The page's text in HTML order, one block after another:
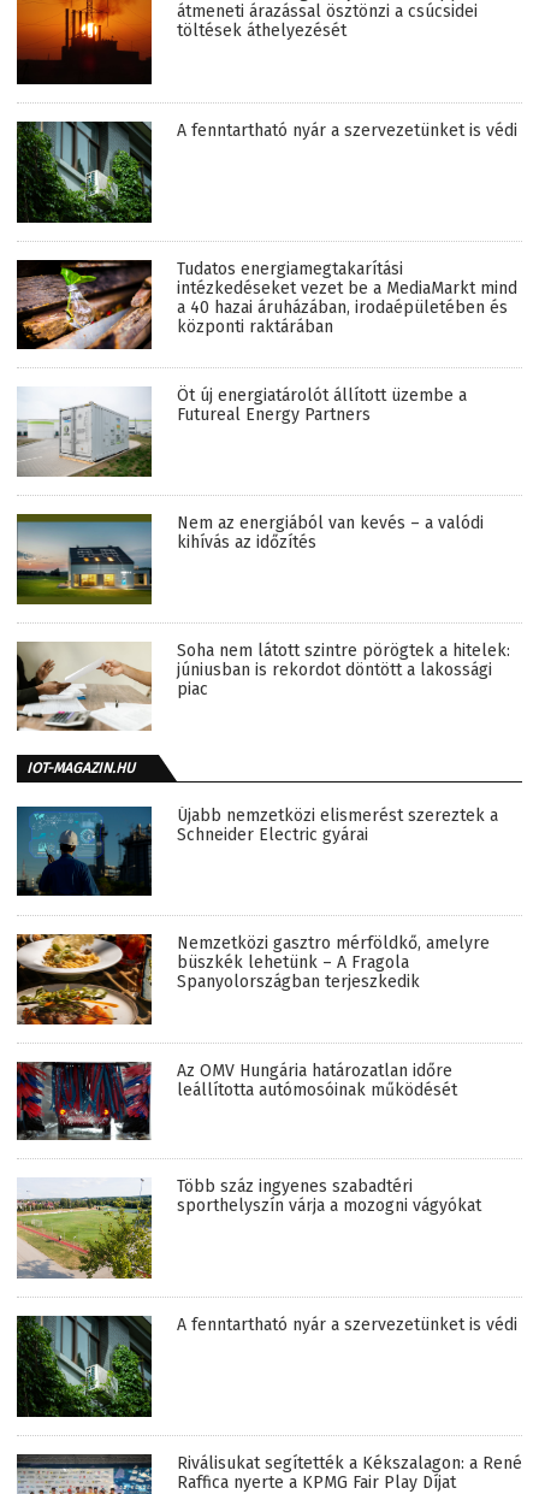
átmeneti árazással ösztönzi a csúcsidei
töltések áthelyezését
A fenntartható nyár a szervezetünket is védi
Tudatos energiamegtakarítási
intézkedéseket vezet be a MediaMarkt mind
a 40 hazai áruházában, irodaépületében és
központi raktárában
Öt új energiatárolót állított üzembe a
Futureal Energy Partners
Nem az energiából van kevés – a valódi
kihívás az időzítés
Soha nem látott szintre pörögtek a hitelek:
júniusban is rekordot döntött a lakossági
piac
IOT-MAGAZIN.HU
Újabb nemzetközi elismerést szereztek a
Schneider Electric gyárai
Nemzetközi gasztro mérföldkő, amelyre
büszkék lehetünk – A Fragola
Spanyolországban terjeszkedik
Az OMV Hungária határozatlan időre
leállította autómosóinak működését
Több száz ingyenes szabadtéri
sporthelyszín várja a mozogni vágyókat
A fenntartható nyár a szervezetünket is védi
Riválisukat segítették a Kékszalagon: a René
Raffica nyerte a KPMG Fair Play Díjat